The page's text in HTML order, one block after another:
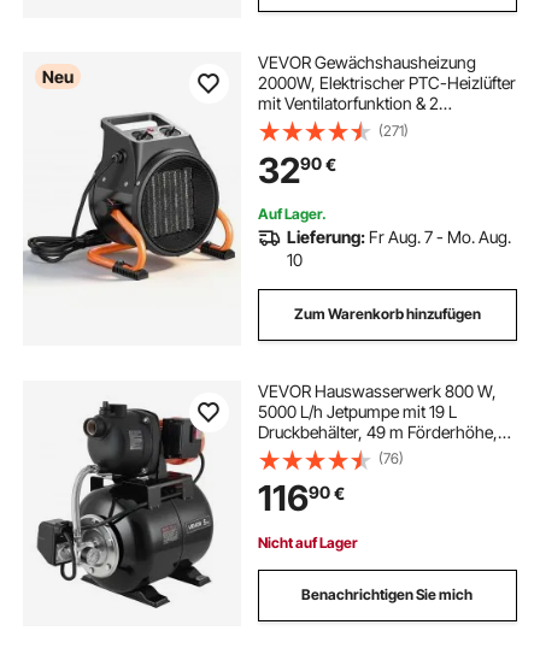
Neu
VEVOR Gewächshausheizung
2000W, Elektrischer PTC-Heizlüfter
mit Ventilatorfunktion & 2
Heizstufen, Tragbarer Heizer mit
Überhitzungsschutz & 15°
Einstellbarer Heizwinkel,
Elektroheizer für Gartenhaus
(271)
3290€
Auf Lager.
Lieferung: Fr Aug. 7 - Mo. Aug.
10
Zum Warenkorb hinzufügen
VEVOR Hauswasserwerk 800 W,
5000 L/h Jetpumpe mit 19 L
Druckbehälter, 49 m Förderhöhe,
inkl. Automatischem
Wasserfördersystem &
Kunststoffpumpenkopf, zur
Gartenbewässerung &
Hauswasserversorgung
(76)
11690€
Nicht auf Lager
Benachrichtigen Sie mich